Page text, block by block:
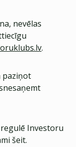
nevēlas
.
paziņot
Investoru
šeit.